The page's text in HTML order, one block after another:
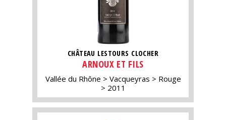
CHÂTEAU LESTOURS CLOCHER
ARNOUX ET FILS
Vallée du Rhône Vacqueyras
Rouge
2011